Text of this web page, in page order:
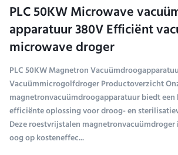
PLC 50KW Microwave
apparatuur 380V Efficiënt
microwave droger
PLC 50KW Magnetron
Vacuümmicrogolfdroger Productoverzicht
magnetronvacuümdroogapparatuur biedt een
efficiënte oplossing voor droog- en
Deze roestvrijstalen
oog op kosteneffec...